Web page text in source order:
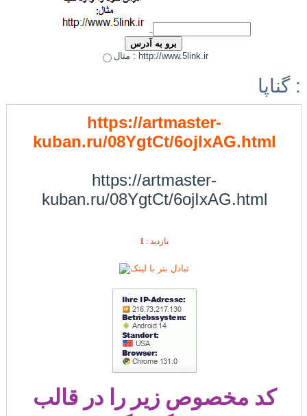
مثال : http://www.5link.ir
گناپا :
https://artmaster-
kuban.ru/08YgtCt/6ojIxAG.html
https://artmaster-
kuban.ru/08YgtCt/6ojIxAG.html
بازديد : 1
کد مخصوص زیر را در قالب